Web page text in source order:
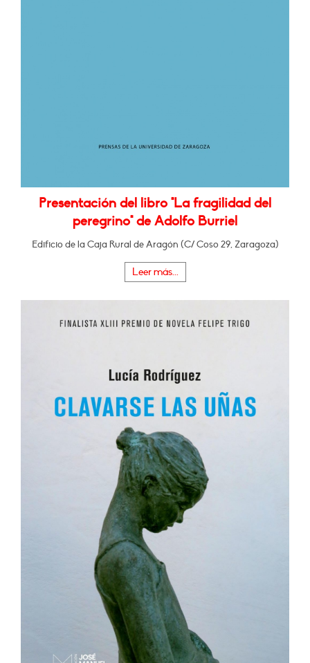
Presentación del libro "La fragilidad del
peregrino" de Adolfo Burriel
Edificio de la Caja Rural de Aragón (C/ Coso 29, Zaragoza)
Leer más...